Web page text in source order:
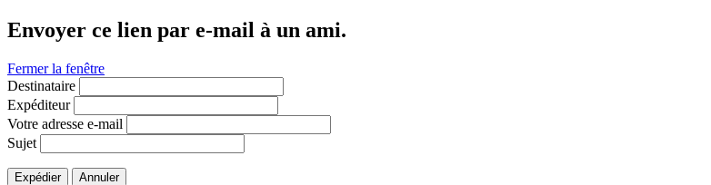
Envoyer ce lien par e-mail à un ami.
Fermer la fenêtre
Destinataire
Expéditeur
Votre adresse e-mail
Sujet
Expédier Annuler